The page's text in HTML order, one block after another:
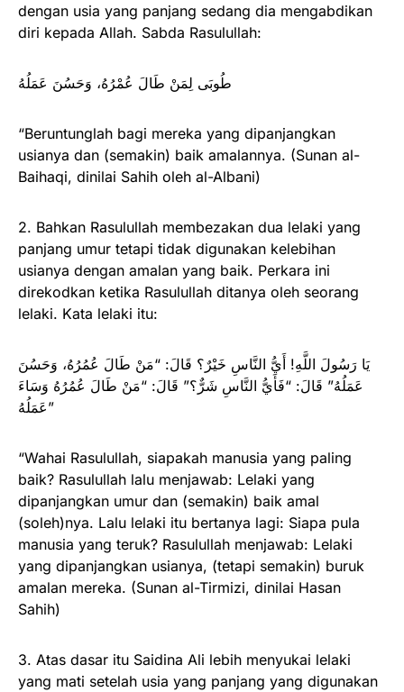
dengan usia yang panjang sedang dia mengabdikan
diri kepada Allah. Sabda Rasulullah:
طُوبَى لِمَنْ طَالَ عُمْرُهُ، وَحَسُنَ عَمَلُهُ
“Beruntunglah bagi mereka yang dipanjangkan
usianya dan (semakin) baik amalannya. (Sunan al-
Baihaqi, dinilai Sahih oleh al-Albani)
2. Bahkan Rasulullah membezakan dua lelaki yang
panjang umur tetapi tidak digunakan kelebihan
usianya dengan amalan yang baik. Perkara ini
direkodkan ketika Rasulullah ditanya oleh seorang
lelaki. Kata lelaki itu:
يَا رَسُولَ اللَّهِ! أَيُّ النَّاسِ خَيْرٌ؟ قَالَ: “مَنْ طَالَ عُمُرُهُ، وَحَسُنَ
عَمَلُهُ” قَالَ: “فَأَيُّ النَّاسِ شَرٌّ؟” قَالَ: “مَنْ طَالَ عُمُرُهُ وَسَاءَ
عَمَلُهُ”
“Wahai Rasulullah, siapakah manusia yang paling
baik? Rasulullah lalu menjawab: Lelaki yang
dipanjangkan umur dan (semakin) baik amal
(soleh)nya. Lalu lelaki itu bertanya lagi: Siapa pula
manusia yang teruk? Rasulullah menjawab: Lelaki
yang dipanjangkan usianya, (tetapi semakin) buruk
amalan mereka. (Sunan al-Tirmizi, dinilai Hasan
Sahih)
3. Atas dasar itu Saidina Ali lebih menyukai lelaki
yang mati setelah usia yang panjang yang digunakan